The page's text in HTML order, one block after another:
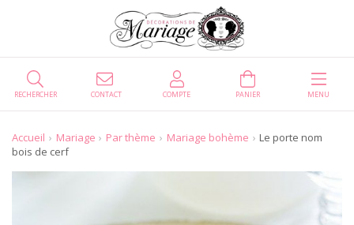
CONTACT
RECHERCHER COMPTE PANIER MENU
Accueil Mariage Par thème Mariage bohème
Le porte nom
bois de cerf